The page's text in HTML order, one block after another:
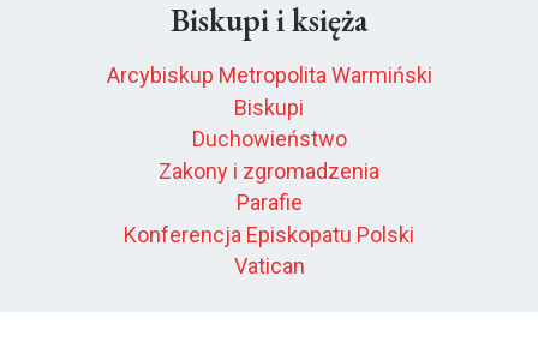
Biskupi i księża
Arcybiskup Metropolita Warmiński
Biskupi
Duchowieństwo
Zakony i zgromadzenia
Parafie
Konferencja Episkopatu Polski
Vatican